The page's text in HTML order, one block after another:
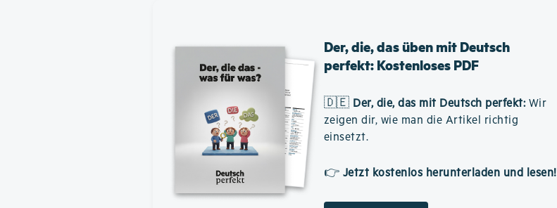
Der, die, das üben mit Deutsch
perfekt: Kostenloses PDF
🇩🇪 Der, die, das mit Deutsch perfekt: Wir
zeigen dir, wie man die Artikel richtig
einsetzt.
👉 Jetzt kostenlos herunterladen und lesen!